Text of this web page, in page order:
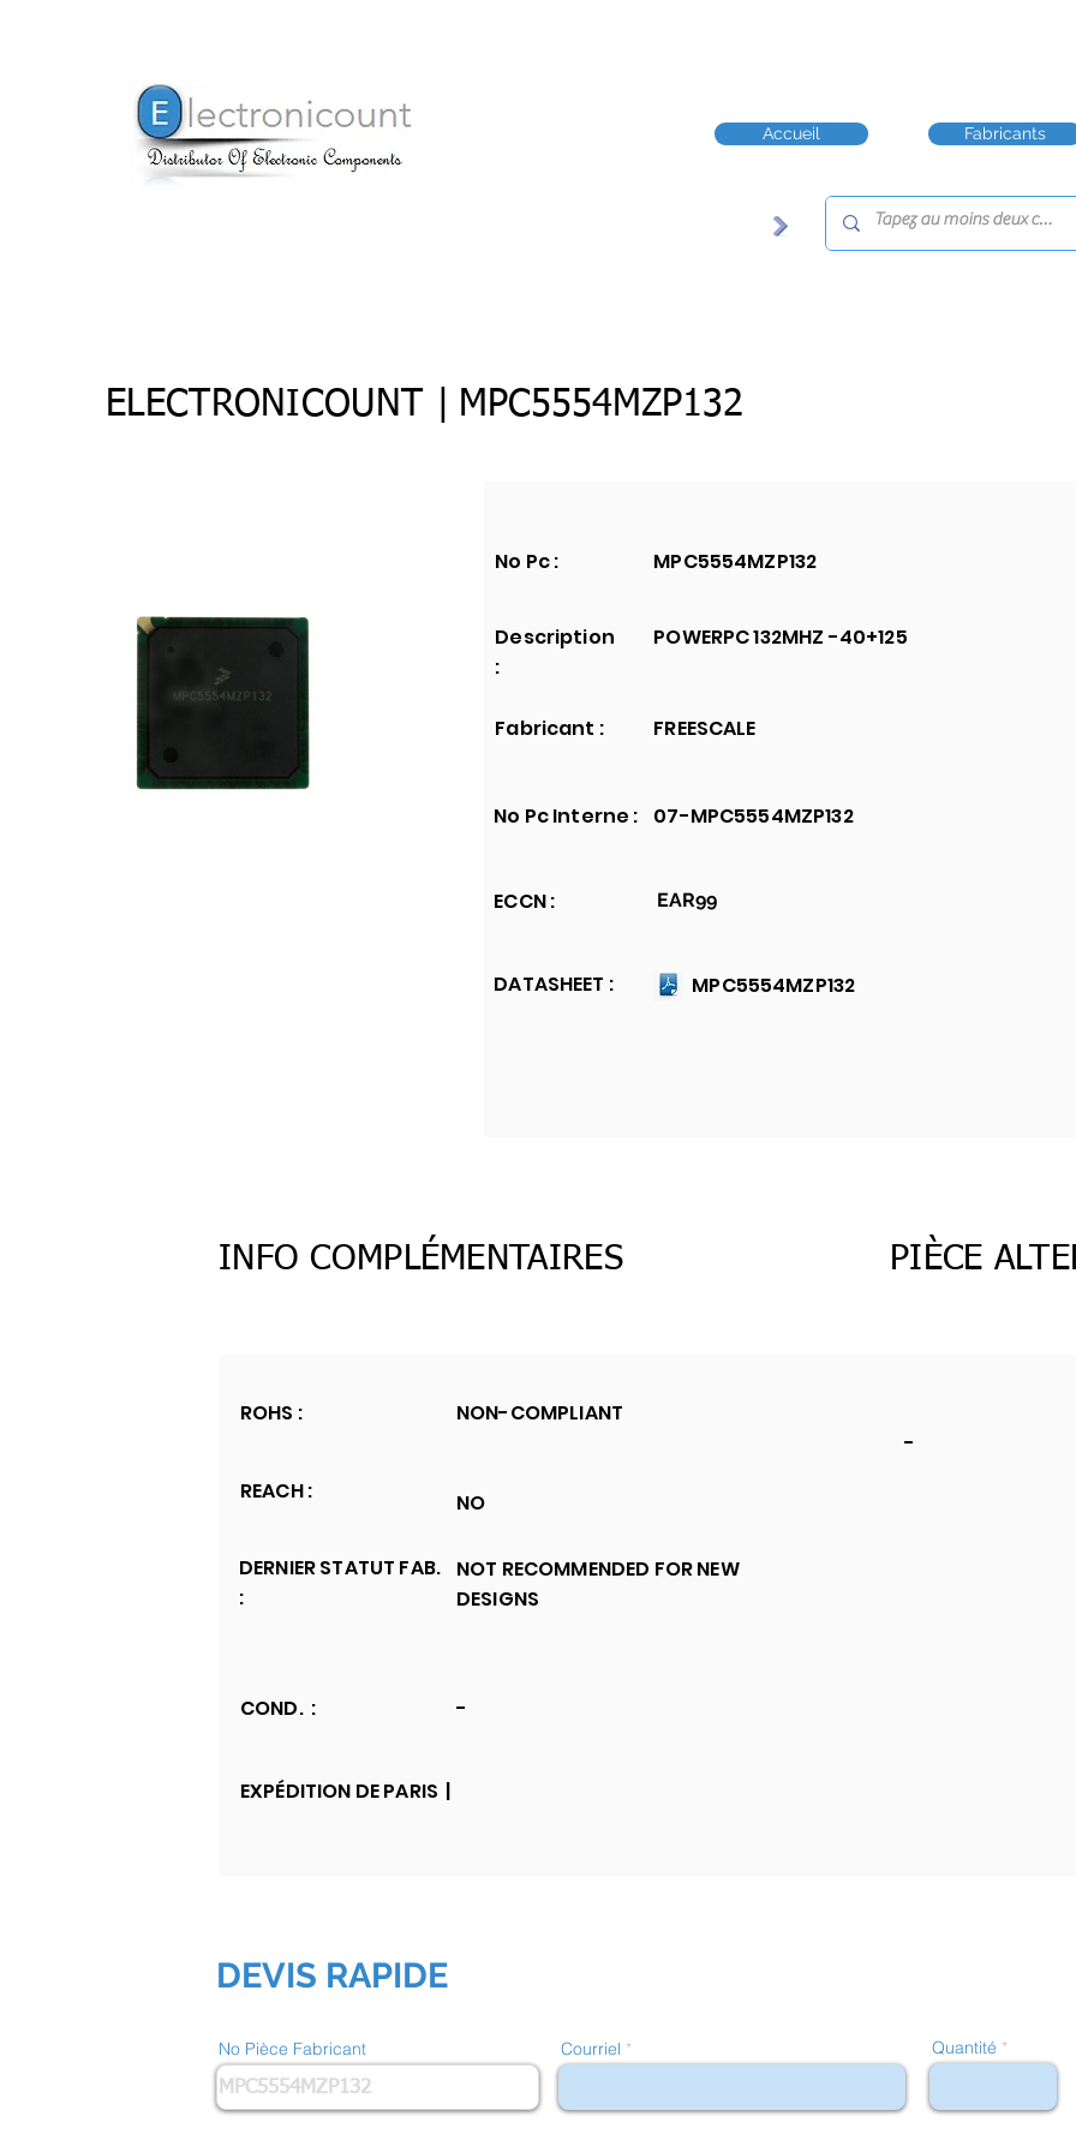
Accueil Fabricants
ELECTRONICOUNT | MPC5554MZP132
No Pc : MPC5554MZP132
Description
:
POWERPC 132MHZ -40+125
Fabricant :
No Pc Interne :
ECCN :
DATASHEET :
FREESCALE
07-MPC5554MZP132
EAR99
MPC5554MZP132
INFO COMPLÉMENTAIRES PIÈCE
ROHS :
NON-COMPLIANT
-
REACH :
DERNIER STATUT FAB.
:
NO
NOT RECOMMENDED FOR NEW
DESIGNS
COND. : -
EXPÉDITION DE PARIS |
DEVIS RAPIDE
No Pièce Fabricant Courriel Quantité